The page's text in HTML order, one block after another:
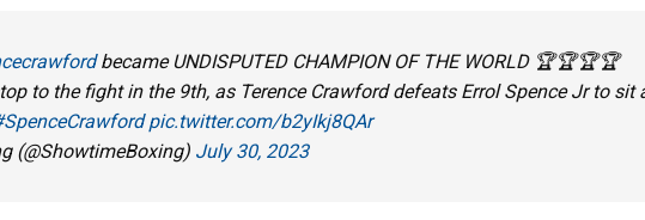
became UNDISPUTED CHAMPION OF THE WORLD 🏆🏆🏆🏆
to the fight in the 9th, as Terence Crawford defeats Errol Spence Jr to sit
pic.twitter.com/b2yIkj8QAr
(@ShowtimeBoxing) July 30, 2023